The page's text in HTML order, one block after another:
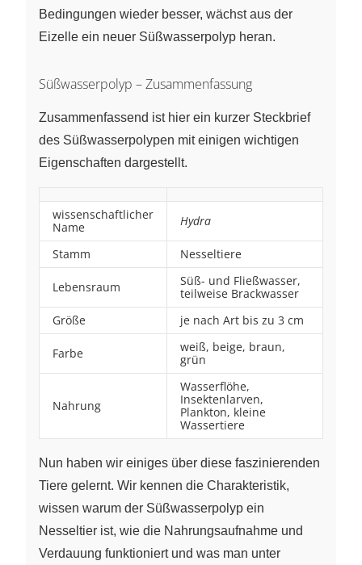
Bedingungen wieder besser, wächst aus der
Eizelle ein neuer Süßwasserpolyp heran.
Süßwasserpolyp – Zusammenfassung
Zusammenfassend ist hier ein kurzer Steckbrief
des Süßwasserpolypen mit einigen wichtigen
Eigenschaften dargestellt.
wissenschaftlicher
Name
Hydra
Stamm Nesseltiere
Lebensraum
Süß- und Fließwasser,
teilweise Brackwasser
Größe
je nach Art bis zu 3 cm
Farbe
weiß, beige, braun,
grün
Nahrung
Wasserflöhe,
Insektenlarven,
Plankton, kleine
Wassertiere
Nun haben wir einiges über diese faszinierenden
Tiere gelernt. Wir kennen die Charakteristik,
wissen warum der Süßwasserpolyp ein
Nesseltier ist, wie die Nahrungsaufnahme und
Verdauung funktioniert und was man unter